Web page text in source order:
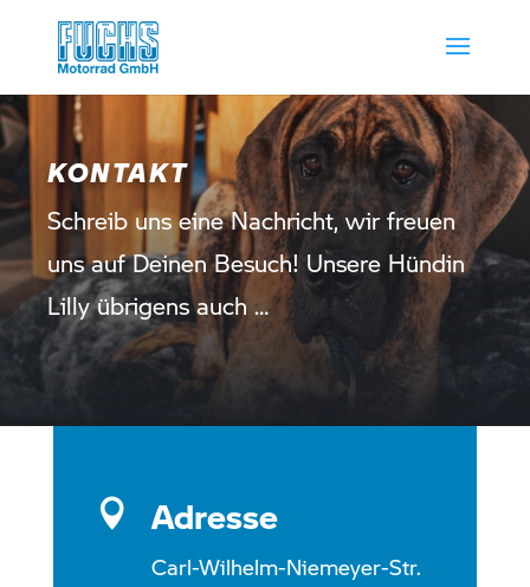
KONTAKT
Schreib uns eine Nachricht, wir freuen
uns auf Deinen Besuch! Unsere Hündin
Lilly übrigens auch …
 Adresse
Carl-Wilhelm-Niemeyer-Str.